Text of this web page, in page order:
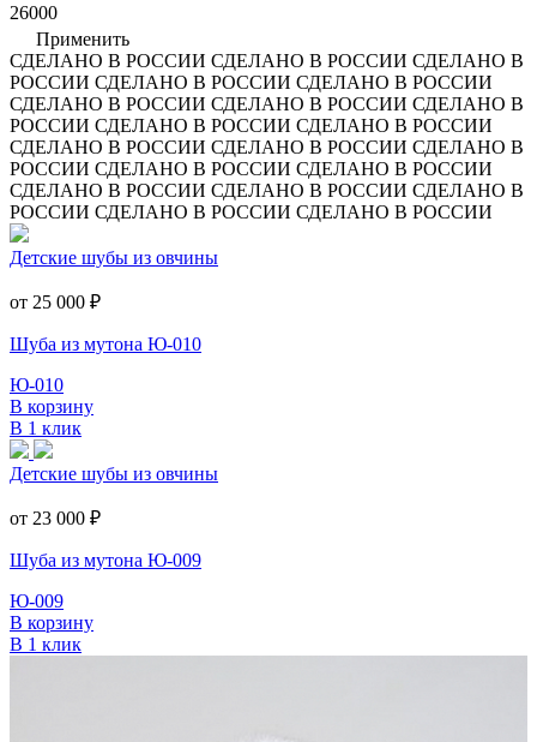
26000
Применить
СДЕЛАНО В РОССИИ СДЕЛАНО В РОССИИ СДЕЛАНО В
РОССИИ СДЕЛАНО В РОССИИ СДЕЛАНО В РОССИИ
СДЕЛАНО В РОССИИ СДЕЛАНО В РОССИИ СДЕЛАНО В
РОССИИ СДЕЛАНО В РОССИИ СДЕЛАНО В РОССИИ
СДЕЛАНО В РОССИИ СДЕЛАНО В РОССИИ СДЕЛАНО В
РОССИИ СДЕЛАНО В РОССИИ СДЕЛАНО В РОССИИ
СДЕЛАНО В РОССИИ СДЕЛАНО В РОССИИ СДЕЛАНО В
РОССИИ СДЕЛАНО В РОССИИ СДЕЛАНО В РОССИИ
Детские шубы из овчины
от 25 000 ₽
Шуба из мутона Ю-010
Ю-010
В корзину
В 1 клик
Детские шубы из овчины
от 23 000 ₽
Шуба из мутона Ю-009
Ю-009
В корзину
В 1 клик